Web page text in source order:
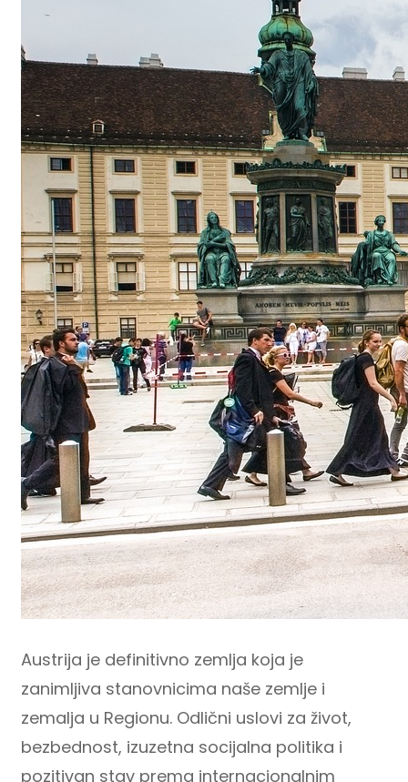
Austrija je definitivno zemlja koja je
zanimljiva stanovnicima naše zemlje i
zemalja u Regionu. Odlični uslovi za život,
bezbednost, izuzetna socijalna politika i
pozitivan stav prema internacionalnim